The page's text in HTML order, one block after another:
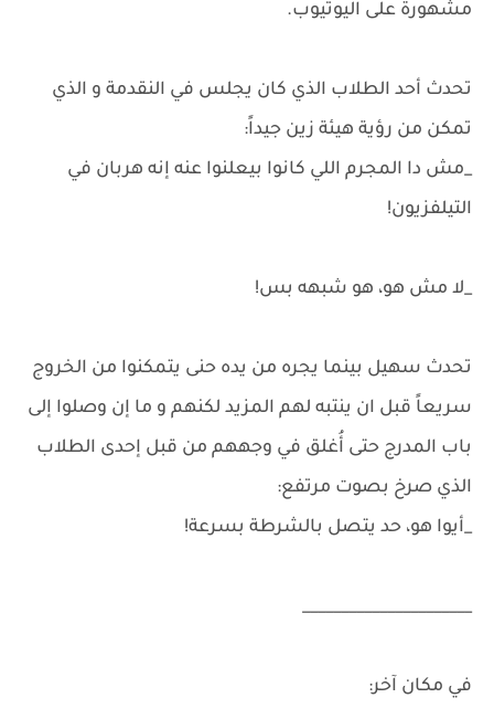
مشهورة على اليوتيوب.
تحدث أحد الطلاب الذي كان يجلس في النقدمة و الذي
تمكن من رؤية هيئة زين جيداً:
_مش دا المجرم اللي كانوا بيعلنوا عنه إنه هربان في
التيلفزيون!
_لا مش هو، هو شبهه بس!
تحدث سهيل بينما يجره من يده حنى يتمكنوا من الخروج
سريعاً قبل ان ينتبه لهم المزيد لكنهم و ما إن وصلوا إلى
باب المدرج حتى أُغلق في وجههم من قبل إحدى الطلاب
الذي صرخ بصوت مرتفع:
_أيوا هو، حد يتصل بالشرطة بسرعة!
______________________
في مكان آخر: